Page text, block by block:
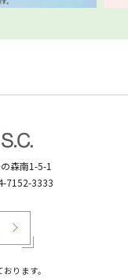
森南1-5-1
7152-3333
ります。